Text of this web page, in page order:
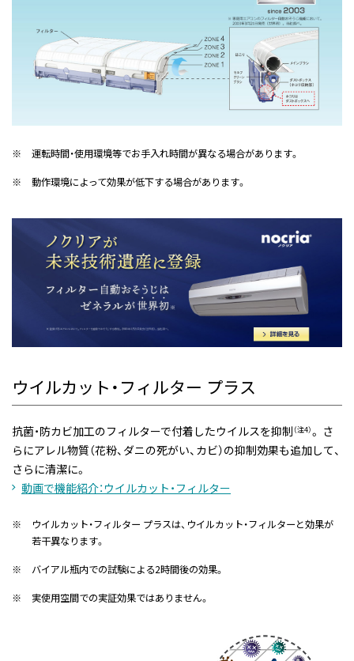
※
運転時間・使用環境等でお手入れ時間が異なる場合があります。
※
動作環境によって効果が低下する場合があります。
ウイルカット・フィルター プラス
抗菌・防カビ加工のフィルターで付着したウイルスを抑制（注4）。 さ
らにアレル物質（花粉、ダニの死がい、カビ）の抑制効果も追加して、
さらに清潔に。
動画で機能紹介：ウイルカット・フィルター
※
ウイルカット・フィルター プラスは、ウイルカット・フィルターと効果が
若干異なります。
※
バイアル瓶内での試験による2時間後の効果。
※
実使用空間での実証効果ではありません。